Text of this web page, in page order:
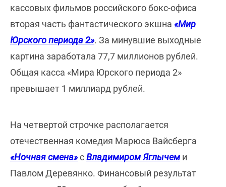
кассовых фильмов российского бокс-офиса
вторая часть фантастического экшна «Мир
Юрского периода 2». За минувшие выходные
картина заработала 77,7 миллионов рублей.
Общая касса «Мира Юрского периода 2»
превышает 1 миллиард рублей.
На четвертой строчке располагается
отечественная комедия Марюса Вайсберга
«Ночная смена»сВладимиром Яглычем и
Павлом Деревянко. Финансовый результат